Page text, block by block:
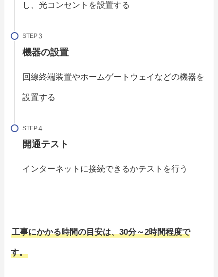
し、光コンセントを設置する
STEP
機器の設置
回線終端装置やホームゲートウェイなどの機器を
設置する
STEP
開通テスト
インターネットに接続できるかテストを行う
工事にかかる時間の目安は、30分～2時間程度で
す。